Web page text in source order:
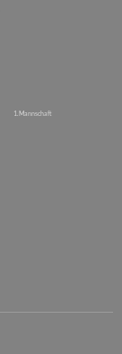
1. Mannschaft